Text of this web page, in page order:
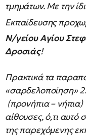
τμημάτων. Με την
Εκπαίδευσης
Ν/γείου Αγίου
Δροσιάς!
Πρακτικά τα
«σαρδελοποίηση»
(προνήπια –
αίθουσες, ό,τι αυτό
της παρεχόμενης